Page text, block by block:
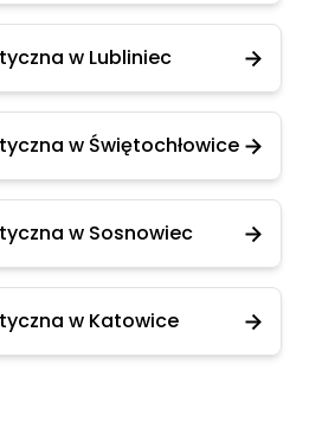
w Lubliniec
w Świętochłowice
w Sosnowiec
w Katowice